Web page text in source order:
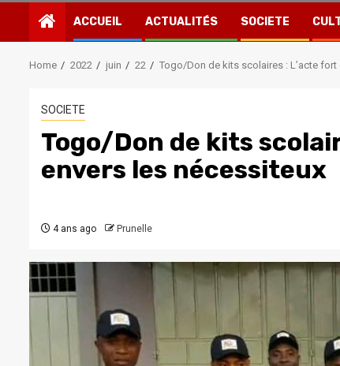
ACCUEIL ACTUALITÉS SOCIETE
Home 2022 juin 22 Togo/Don de kits scolaires : L’acte fort
SOCIETE
Togo/Don de kits
envers les nécessiteux
4 ans ago Prunelle